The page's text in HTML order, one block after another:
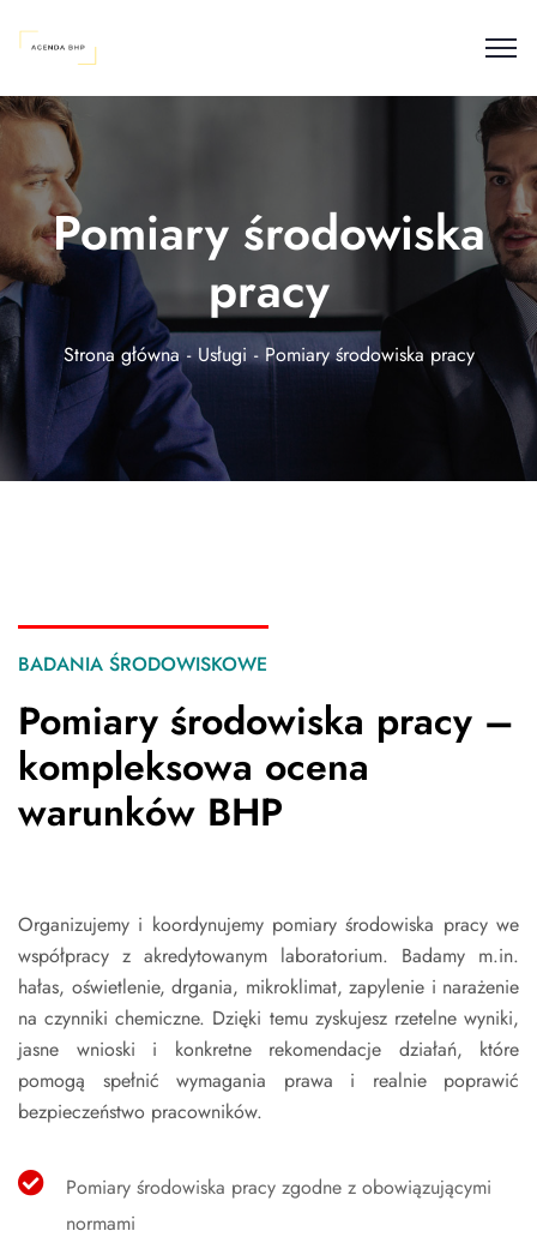
Pomiary środowiska
pracy
Strona główna Usługi Pomiary środowiska pracy
BADANIA ŚRODOWISKOWE
Pomiary środowiska pracy –
kompleksowa ocena
warunków BHP
Organizujemy i koordynujemy pomiary środowiska pracy we
współpracy z akredytowanym laboratorium. Badamy m.in.
hałas, oświetlenie, drgania, mikroklimat, zapylenie i narażenie
na czynniki chemiczne. Dzięki temu zyskujesz rzetelne wyniki,
jasne wnioski i konkretne rekomendacje działań, które
pomogą spełnić wymagania prawa i realnie poprawić
bezpieczeństwo pracowników.
Pomiary środowiska pracy zgodne z obowiązującymi
normami